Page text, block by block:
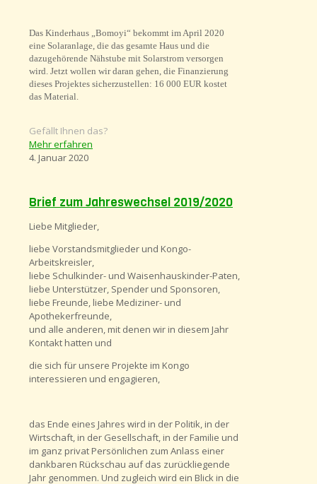
Das Kinderhaus „Bomoyi“ bekommt im April 2020
eine Solaranlage, die das gesamte Haus und die
dazugehörende Nähstube mit Solarstrom versorgen
wird. Jetzt wollen wir daran gehen, die Finanzierung
dieses Projektes sicherzustellen: 16 000 EUR kostet
das Material.
Gefällt Ihnen das?
Mehr erfahren
4. Januar 2020
Brief zum Jahreswechsel 2019/2020
Liebe Mitglieder,
liebe Vorstandsmitglieder und Kongo-
Arbeitskreisler,
liebe Schulkinder- und Waisenhauskinder-Paten,
liebe Unterstützer, Spender und Sponsoren,
liebe Freunde, liebe Mediziner- und
Apothekerfreunde,
und alle anderen, mit denen wir in diesem Jahr
Kontakt hatten und
die sich für unsere Projekte im Kongo
interessieren und engagieren,
das Ende eines Jahres wird in der Politik, in der
Wirtschaft, in der Gesellschaft, in der Familie und
im ganz privat Persönlichen zum Anlass einer
dankbaren Rückschau auf das zurückliegende
Jahr genommen. Und zugleich wird ein Blick in die